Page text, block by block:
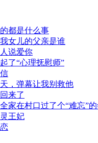
都是什么事
女儿的父亲是谁
说爱你
了“心理抚慰师”
，弹幕让我别救他
来了
家在村口过了个“难忘”
王妃